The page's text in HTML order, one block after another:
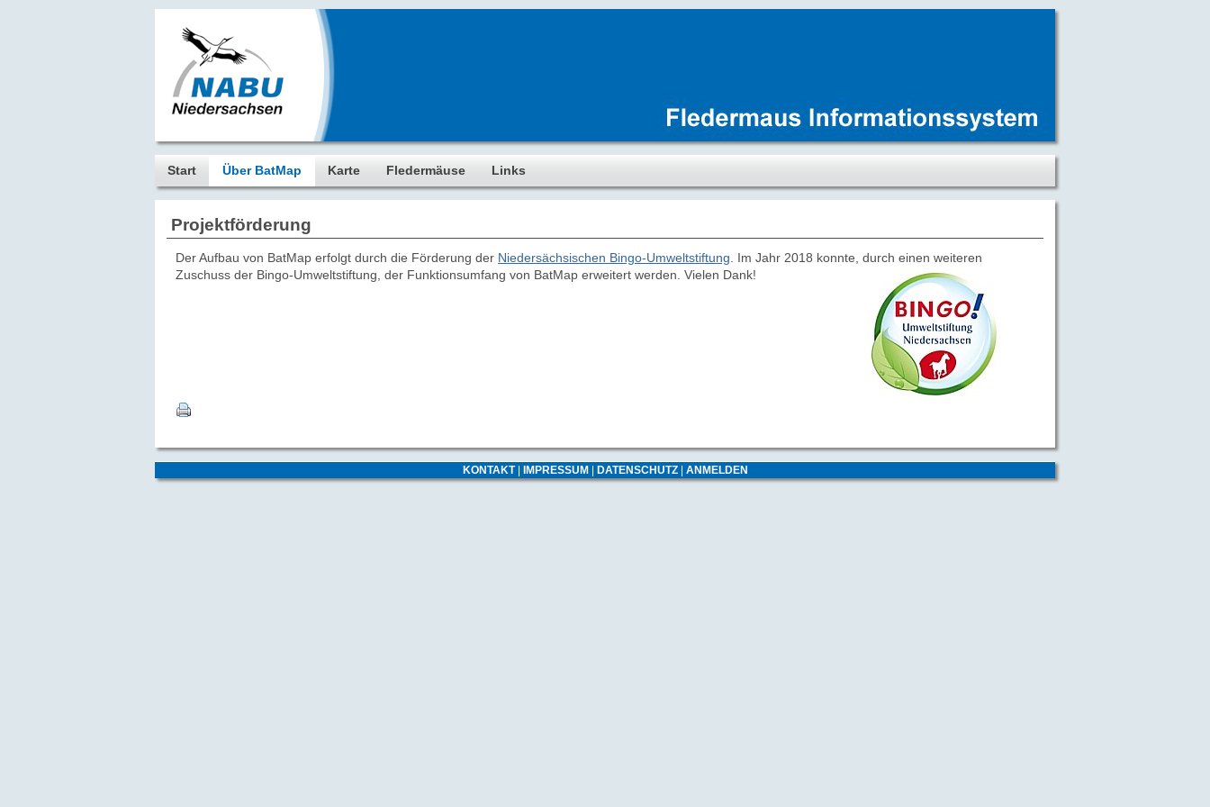
Start Über BatMap Karte Fledermäuse Links
Projektförderung
Der Aufbau von BatMap erfolgt durch die Förderung der Niedersächsischen Bingo-Umweltstiftung . Im Jahr 2018 konnte, durch einen weiteren
Zuschuss der Bingo-Umweltstiftung, der Funktionsumfang von BatMap erweitert werden. Vielen Dank!
KONTAKT| IMPRESSUM DATENSCHUTZ| ANMELDEN